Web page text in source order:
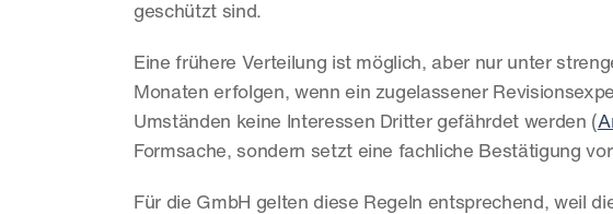
geschützt sind.
Eine frühere Verteilung ist möglich, aber nur unter
Monaten erfolgen, wenn ein zugelassener
Umständen keine Interessen Dritter gefährdet werden (
Formsache, sondern setzt eine fachliche Bestätigung
Für die GmbH gelten diese Regeln entsprechend, weil